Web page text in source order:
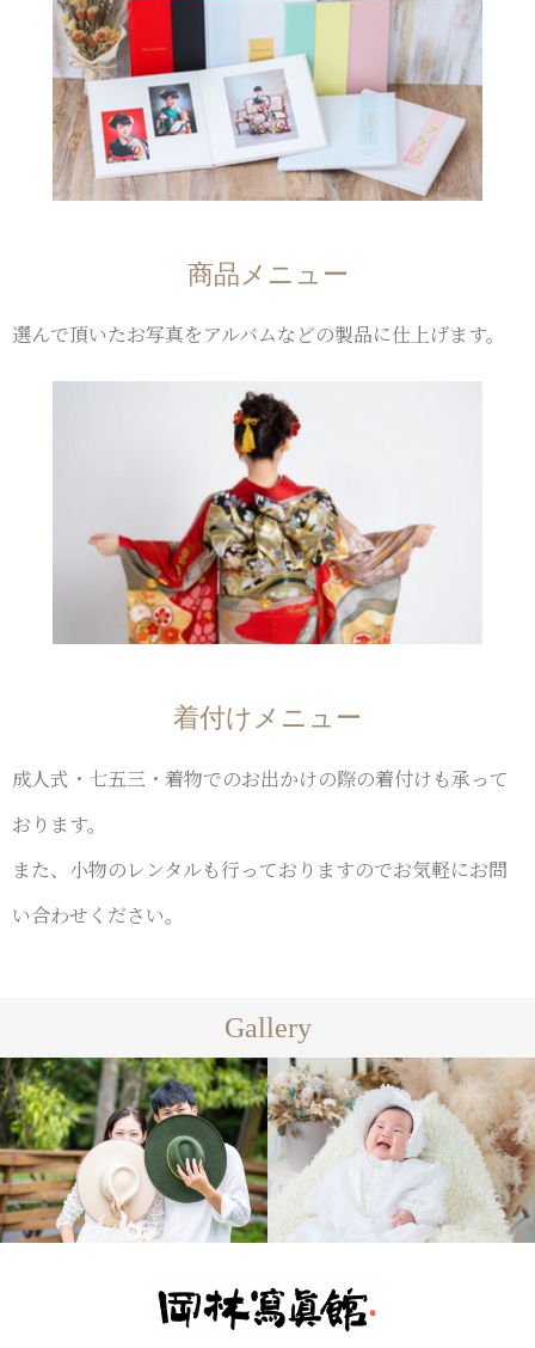
商品メニュー
選んで頂いたお写真をアルバムなどの製品に仕上げます。
着付けメニュー
成人式・七五三・着物でのお出かけの際の着付けも承って
おります。
また、小物のレンタルも行っておりますのでお気軽にお問
い合わせください。
Gallery